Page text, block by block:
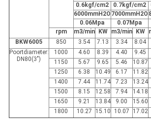
0.6kgf/cm2 0.7kgf/cm2
6000mmH 2O 7000mmH 2O
0.06Mpa
0.07Mpa
rpm
m3/min KW m3/min KW
BKW6005
850 3.54 7.13 3.34
8.04
Poortdiameter:
DN80(3")
1000 4.60 8.39 4.40 9.45
1150
5.67 9.65 5.46 10.87
1250
6.38 10.49 6.17 11.82
1400
7.44 11.74 7.23 13.24
1500
8.15 12.58 7.94 14.18
1650
9.21 13.84 9.00 15.60
1800
10.27 15.10 10.07 17.02